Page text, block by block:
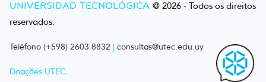
UNIVERSIDAD TECNOLÓGICA @ 2026 - Todos os direitos
reservados.
Teléfono (+598) 2603 8832 | consultas@utec.edu.uy
Doações UTEC